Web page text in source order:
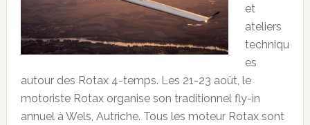
et
ateliers
techniqu
es
autour des Rotax 4-temps. Les 21-23 août, le
motoriste Rotax organise son traditionnel fly-in
annuel à Wels, Autriche. Tous les moteur Rotax sont